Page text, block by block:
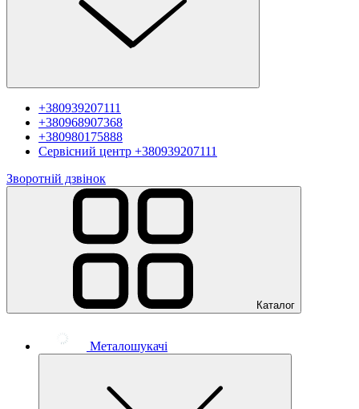
+380939207111
+380968907368
+380980175888
Сервісний центр +380939207111
Зворотній дзвінок
Каталог
Металошукачі